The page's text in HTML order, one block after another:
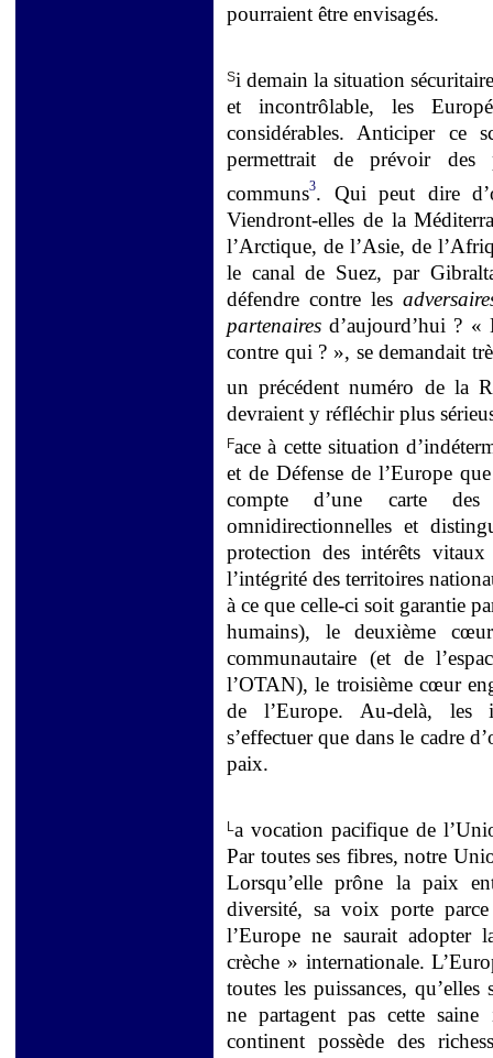
pourraient être envisagés.
Si demain la situation
et incontrôlable, les
considérables. Anticiper ce
permettrait de prévoir des
communs3. Qui peut dire
Viendront-elles de la
l’Arctique, de l’Asie, de
le canal de Suez, par
défendre contre les
partenaires d’aujourd’hui ? «
contre qui ? », se demandait
un précédent numéro de la
devraient y réfléchir plus
Face à cette situation
et de Défense de l’Europe
compte d’une carte des
omnidirectionnelles et
protection des intérêts
l’intégrité des territoires
à ce que celle-ci soit garantie
humains), le deuxième
communautaire (et de
l’OTAN), le troisième cœur
de l’Europe. Au-delà, les
s’effectuer que dans le cadre
paix.
L a vocation pacifique de
Par toutes ses fibres, notre
Lorsqu’elle prône la paix
diversité, sa voix porte
l’Europe ne saurait
crèche » internationale.
toutes les puissances, qu’elles
ne partagent pas cette
continent possède des